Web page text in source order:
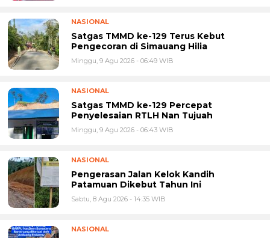
NASIONAL
Satgas TMMD ke-129 Terus Kebut
Pengecoran di Simauang Hilia
Minggu, 9 Agu 2026 - 06:49 WIB
NASIONAL
Satgas TMMD ke-129 Percepat
Penyelesaian RTLH Nan Tujuah
Minggu, 9 Agu 2026 - 06:43 WIB
NASIONAL
Pengerasan Jalan Kelok Kandih
Patamuan Dikebut Tahun Ini
Sabtu, 8 Agu 2026 - 14:35 WIB
NASIONAL